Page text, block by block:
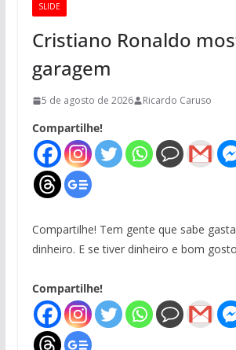
SLIDE
Cristiano Ronaldo
garagem
5 de agosto de 2026 Ricardo Caruso
Compartilhe!
Compartilhe! Tem gente que sabe
dinheiro. E se tiver dinheiro e bom
Compartilhe!